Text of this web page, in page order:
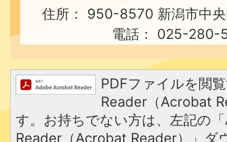
住所： 950-8570 新潟市中
電話： 025-280-
PDFファイルを閲
Reader（Acrobat
す。お持ちでない方は、左記の
Reader（Acrobat Reader）」ダ